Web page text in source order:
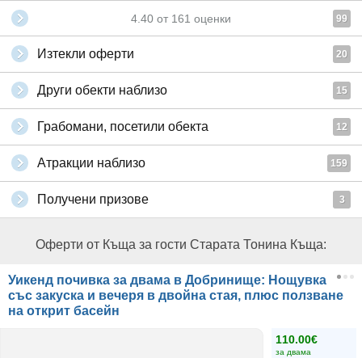
4.40 от 161 оценки 99
Изтекли оферти 20
Други обекти наблизо 15
Грабомани, посетили обекта 12
Атракции наблизо 159
Получени призове 3
Оферти от Къща за гости Старата Тонина Къща:
Уикенд почивка за двама в Добринище: Нощувка
със закуска и вечеря в двойна стая, плюс ползване
на открит басейн
110.00€
за двама